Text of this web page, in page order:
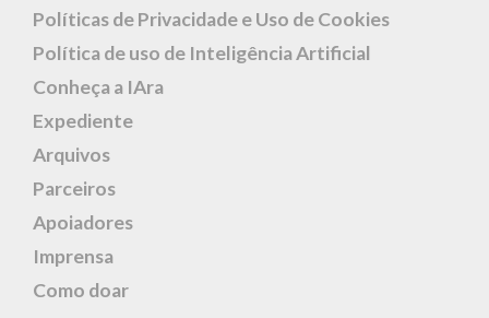
Políticas de Privacidade e Uso de Cookies
Política de uso de Inteligência Artificial
Conheça a IAra
Expediente
Arquivos
Parceiros
Apoiadores
Imprensa
Como doar